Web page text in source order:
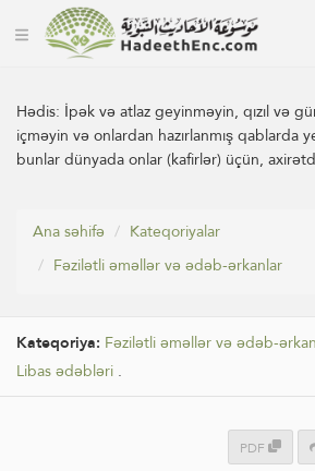
Hədis: İpək və atlaz geyinməyin, qızıl və
içməyin və onlardan hazırlanmış qablarda
bunlar dünyada onlar (kafirlər) üçün,
Ana səhifə
Kateqoriyalar
Fəzilətli əməllər və ədəb-ərkanlar
Kateqoriya: Fəzilətli əməllər və ədəb-
Libas ədəbləri .
PDF